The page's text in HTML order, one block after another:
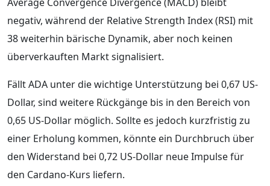
negativ, während der Relative Strength Index (RSI) mit
38 weiterhin bärische Dynamik, aber noch keinen
überverkauften Markt signalisiert.
Fällt ADA unter die wichtige Unterstützung bei 0,67 US-
Dollar, sind weitere Rückgänge bis in den Bereich von
0,65 US-Dollar möglich. Sollte es jedoch kurzfristig zu
einer Erholung kommen, könnte ein Durchbruch über
den Widerstand bei 0,72 US-Dollar neue Impulse für
den Cardano-Kurs liefern.